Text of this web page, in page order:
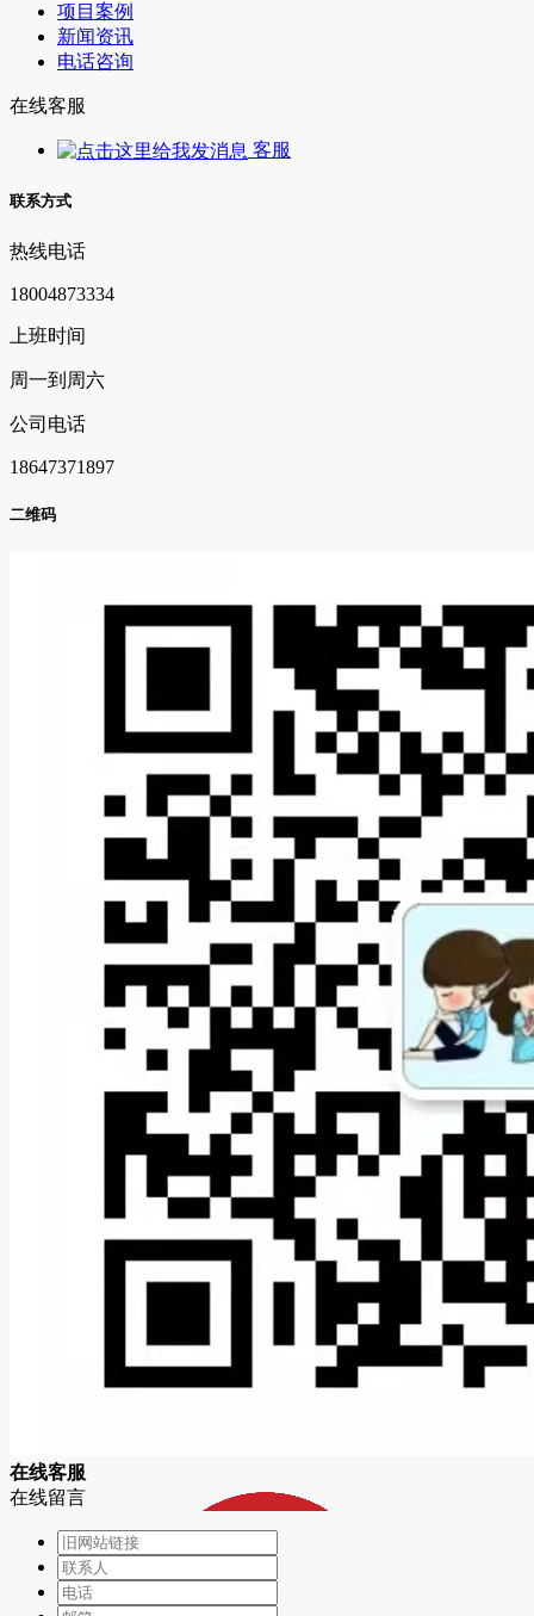
项目案例
新闻资讯
电话咨询
在线客服
客服
联系方式
热线电话
18004873334
上班时间
周一到周六
公司电话
18647371897
二维码
在线客服
在线留言